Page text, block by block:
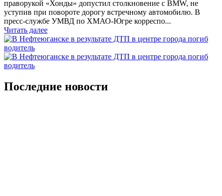
праворукой «Хонды» допустил столкновение с BMW, не
уступив при повороте дорогу встречному автомобилю. В
пресс-службе УМВД по ХМАО-Югре корреспо...
Читать далее
Последние новости